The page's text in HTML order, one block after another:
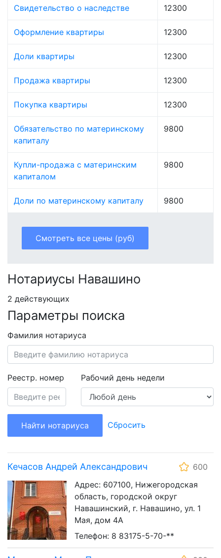
Свидетельство о наследстве 12300
Оформление квартиры 12300
Доли квартиры 12300
Продажа квартиры 12300
Покупка квартиры 12300
Обязательство по материнскому
капиталу
9800
Купли-продажа с материнским
капиталом
9800
Доли по материнскому капиталу 9800
Смотреть все цены (руб)
Нотариусы Навашино
2 действующих
Параметры поиска
Фамилия нотариуса
Реестр. номер Рабочий день недели
Найти нотариуса Сбросить
Кечасов Андрей Александрович
600
Адрес: 607100, Нижегородская
область, городской округ
Навашинский, г. Навашино, ул. 1
Мая, дом 4А
Телефон: 8 83175-5-70-**